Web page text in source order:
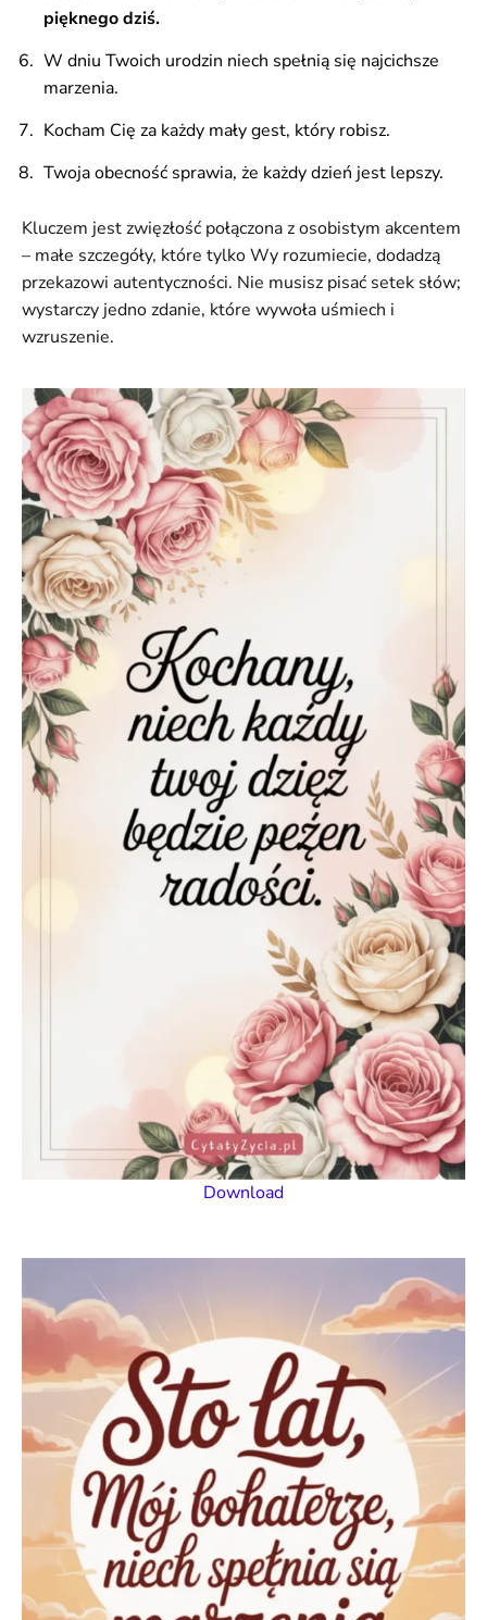
pięknego dziś.
W dniu Twoich urodzin niech spełnią się najcichsze
marzenia.
Kocham Cię za każdy mały gest, który robisz.
Twoja obecność sprawia, że każdy dzień jest lepszy.
Kluczem jest zwięzłość połączona z osobistym akcentem
– małe szczegóły, które tylko Wy rozumiecie, dodadzą
przekazowi autentyczności. Nie musisz pisać setek słów;
wystarczy jedno zdanie, które wywoła uśmiech i
wzruszenie.
Download